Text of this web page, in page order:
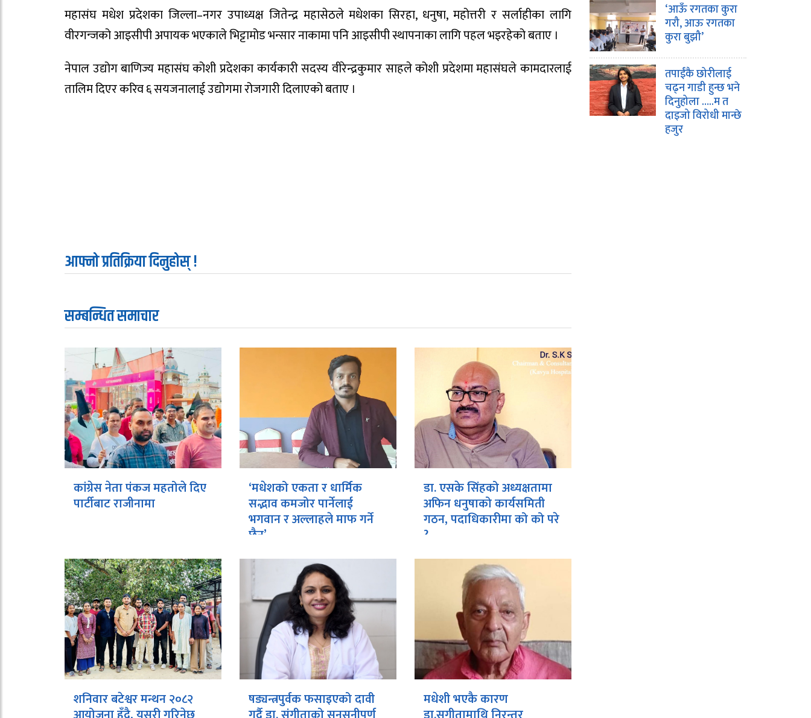
महासंघ मधेश प्रदेशका जिल्ला–नगर उपाध्यक्ष जितेन्द्र महासेठले मधेशका सिरहा, धनुषा, महोत्तरी र सर्लाहीका लागि
वीरगन्जको आइसीपी अपायक भएकाले भिट्टामोड भन्सार नाकामा पनि आइसीपी स्थापनाका लागि पहल भइरहेको बताए ।
नेपाल उद्योग बाणिज्य महासंघ कोशी प्रदेशका कार्यकारी सदस्य वीरेन्द्रकुमार साहले कोशी प्रदेशमा महासंघले कामदारलाई
तालिम दिएर करिव ६ सयजनालाई उद्योगमा रोजगारी दिलाएको बताए ।
आफ्नो प्रतिक्रिया दिनुहोस् !
सम्बन्धित समाचार
कांग्रेस नेता पंकज महतोले दिए
पार्टीबाट राजीनामा
‘मधेशको एकता र धार्मिक
सद्भाव कमजोर पार्नेलाई
भगवान र अल्लाहले माफ गर्ने
छैन’
डा. एसके सिंहको अध्यक्षतामा
अफिन धनुषाको कार्यसमिती
गठन, पदाधिकारीमा को को परे
?
शनिवार बटेश्वर मन्थन २०८२ षड्यन्त्रपुर्वक फसाइएको दावी मधेशी भएकै कारण
‘आऊँ रगतका कुरा
गरौ, आऊ रगतका
कुरा बुझौ’
तपाईंकै छोरीलाई
चढ्न गाडी हुन्छ भने
दिनुहोला …..म त
दाइजो विरोधी मान्छे
हजुर